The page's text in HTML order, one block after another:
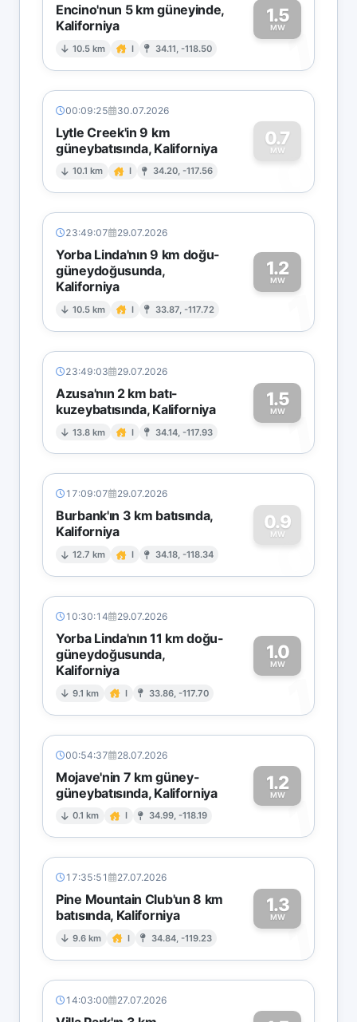
Encino'nun 5 km güneyinde,
Kaliforniya
10.5 km I 34.11, -118.50
1.5
MW1
00:09:25 30.07.2026
Lytle Creek'in 9 km
güneybatısında, Kaliforniya
10.1 km I 34.20, -117.56
0.7
MW
0
23:49:07 29.07.2026
Yorba Linda'nın 9 km doğu-
güneydoğusunda,
Kaliforniya
10.5 km I 33.87, -117.72
1.2
MW
1
23:49:03 29.07.2026
Azusa'nın 2 km batı-
kuzeybatısında, Kaliforniya
13.8 km I 34.14, -117.93
1.5
MW1
17:09:07 29.07.2026
Burbank'ın 3 km batısında,
Kaliforniya
12.7 km I 34.18, -118.34
0.9
MW
0
10:30:14 29.07.2026
Yorba Linda'nın 11 km doğu-
güneydoğusunda,
Kaliforniya
9.1 km I 33.86, -117.70
1.0
MW
1
00:54:37 28.07.2026
Mojave'nin 7 km güney-
güneybatısında, Kaliforniya
0.1 km I 34.99, -118.19
1.2
MW1
17:35:51 27.07.2026
Pine Mountain Club'un 8 km
batısında, Kaliforniya
9.6 km I 34.84, -119.23
1.3
MW1
14:03:00 27.07.2026